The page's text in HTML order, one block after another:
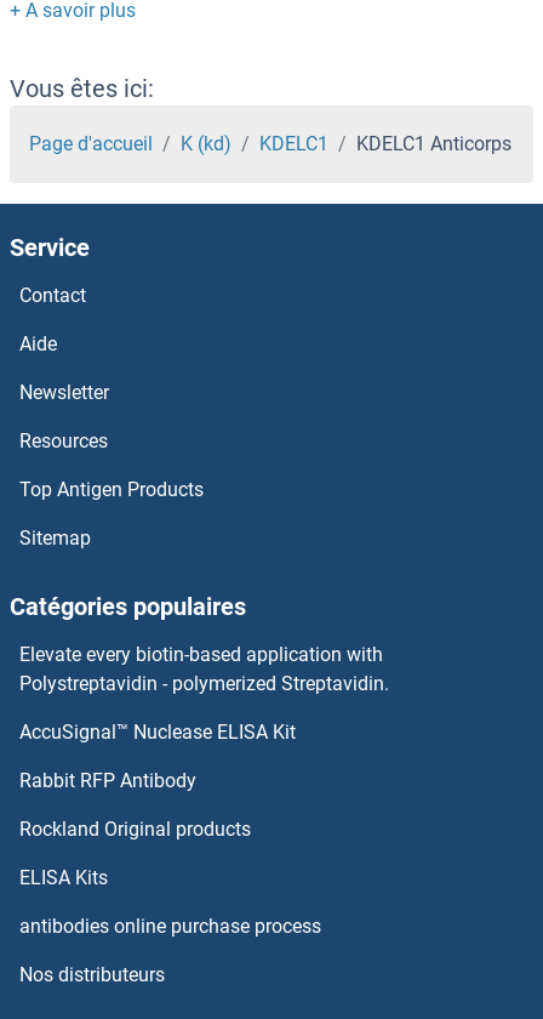
KCTD13 Anticorps
KCTD12 Anticorps
KCTD11 Anticorps
KCTD10 Anticorps
KCTD1 Anticorps
KCP Anticorps
KCNV2 Anticorps
KCNV1 Anticorps
KCNT2 Anticorps
KCNT1 Anticorps
KCNS3 Anticorps
KDELR1 Anticorps
KDELR2 Anticorps
Vous êtes ici:
Page d'accueil K (kd) KDELC1 KDELC1 Anticorps
Service
Contact
Aide
Newsletter
Resources
Top Antigen Products
Sitemap
Catégories populaires
Elevate every biotin-based application with
Polystreptavidin - polymerized Streptavidin.
AccuSignal™ Nuclease ELISA Kit
Rabbit RFP Antibody
Rockland Original products
ELISA Kits
antibodies online purchase process
Nos distributeurs